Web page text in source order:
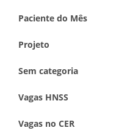
Paciente do Mês
Projeto
Sem categoria
Vagas HNSS
Vagas no CER